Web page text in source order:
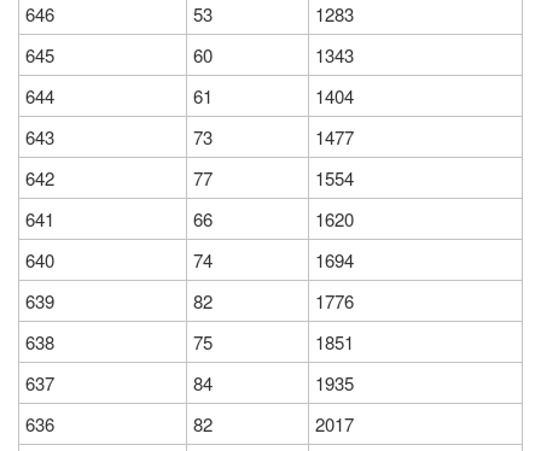
646
53
1283
645
60
1343
644
61
1404
643
73
1477
642
77
1554
641
66
1620
640
74
1694
639
82
1776
638
75
1851
637
84
1935
636
82
2017